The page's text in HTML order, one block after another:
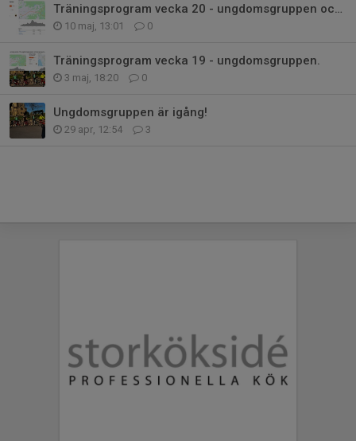
Träningsprogram vecka 20 - ungdomsgruppen och Grupp gul (D)
10 maj, 13:01 0
Träningsprogram vecka 19 - ungdomsgruppen.
3 maj, 18:20 0
Ungdomsgruppen är igång!
29 apr, 12:54 3